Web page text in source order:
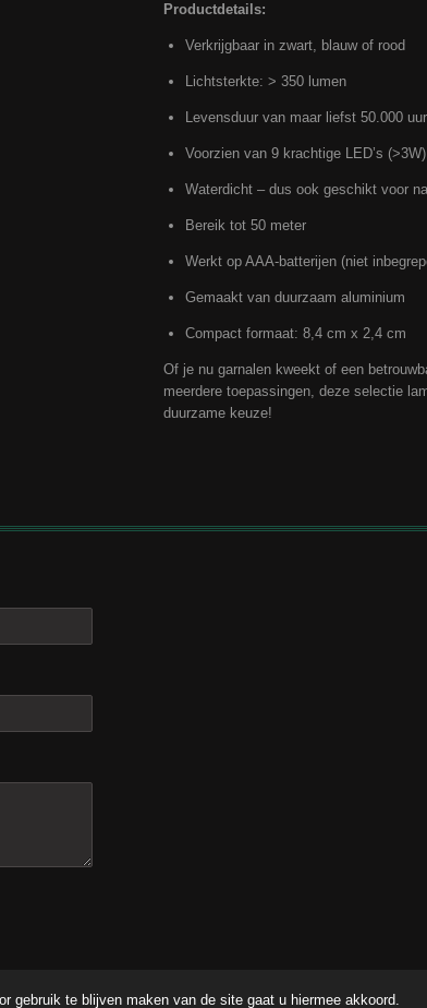
gebruik te blijven maken van de site gaat u hiermee akkoord.
Productdetails:
Verkrijgbaar in zwart, blauw of rood
Lichtsterkte: > 350 lumen
Levensduur van maar liefst 50.000 uur
Voorzien van 9 krachtige LED’s (>3W)
Waterdicht – dus ook geschikt voor
Bereik tot 50 meter
Werkt op AAA-batterijen (niet
Gemaakt van duurzaam aluminium
Compact formaat: 8,4 cm x 2,4 cm
Of je nu garnalen kweekt of een
meerdere toepassingen, deze selectie
duurzame keuze!